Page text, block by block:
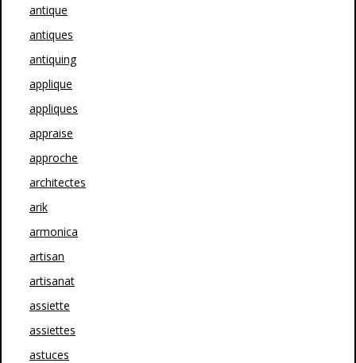
antique
antiques
antiquing
applique
appliques
appraise
approche
architectes
arik
armonica
artisan
artisanat
assiette
assiettes
astuces